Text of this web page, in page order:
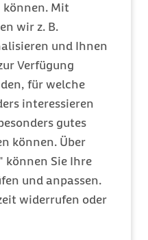
können. Mit
wir z. B.
und Ihnen
Verfügung
für welche
interessieren
gutes
können. Über
können Sie Ihre
und anpassen.
widerrufen oder
Hier bringt der
Denn während
Pauschale von
für
Midijob auf nur
doch: Arbeitgeber
als auch
für den
Verdienst"